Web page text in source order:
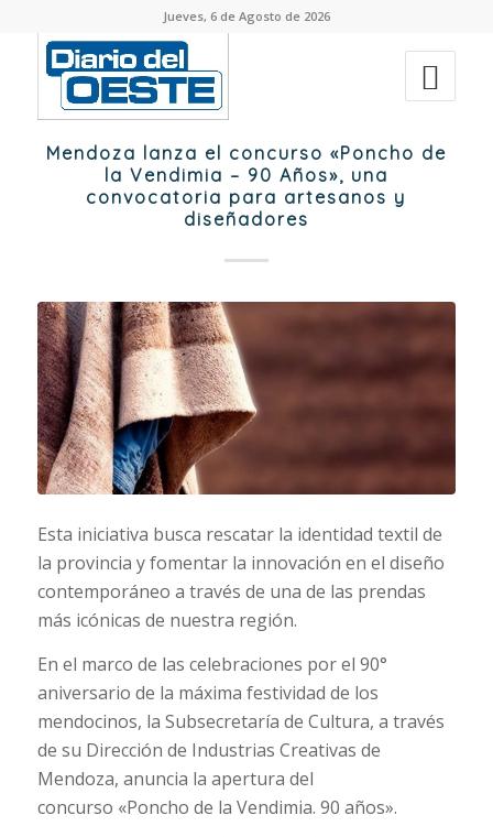
Jueves, 6 de Agosto de 2026
Mendoza lanza el concurso «Poncho de
la Vendimia – 90 Años», una
convocatoria para artesanos y
diseñadores
Esta iniciativa busca rescatar la identidad textil de
la provincia y fomentar la innovación en el diseño
contemporáneo a través de una de las prendas
más icónicas de nuestra región.
En el marco de las celebraciones por el 90°
aniversario de la máxima festividad de los
mendocinos, la Subsecretaría de Cultura, a través
de su Dirección de Industrias Creativas de
Mendoza, anuncia la apertura del
concurso «Poncho de la Vendimia. 90 años».